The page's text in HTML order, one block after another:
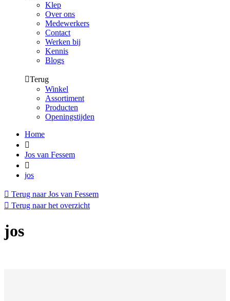
Klep
Over ons
Medewerkers
Contact
Werken bij
Kennis
Blogs
Terug
Winkel
Assortiment
Producten
Openingstijden
Home
Jos van Fessem
jos
Terug naar Jos van Fessem
Terug naar het overzicht
jos